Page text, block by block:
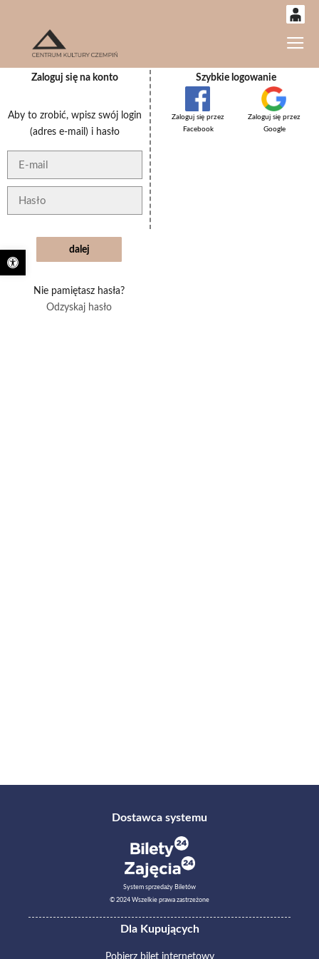
Otwórz pasek narzędzi
14 52
Zaloguj się na konto
Aby to zrobić, wpisz swój login
(adres e-mail) i hasło
Nie pamiętasz hasła?
Odzyskaj hasło
Szybkie logowanie
Zaloguj się przez
Facebook
Zaloguj się przez
Google
Dostawca systemu
System sprzedaży Biletów
© 2024 Wszelkie prawa zastrzeżone
Dla Kupujących
Pobierz bilet internetowy